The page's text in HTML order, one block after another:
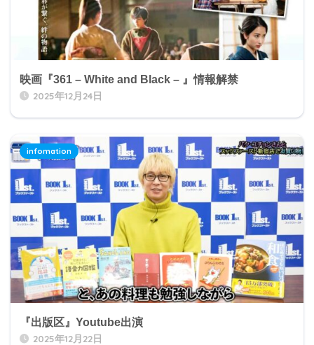
映画『361 – White and Black – 』情報解禁
2025年12月24日
『出版区』Youtube出演
2025年12月22日
infomation